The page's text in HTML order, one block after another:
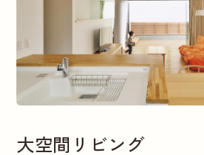
大空間リビング